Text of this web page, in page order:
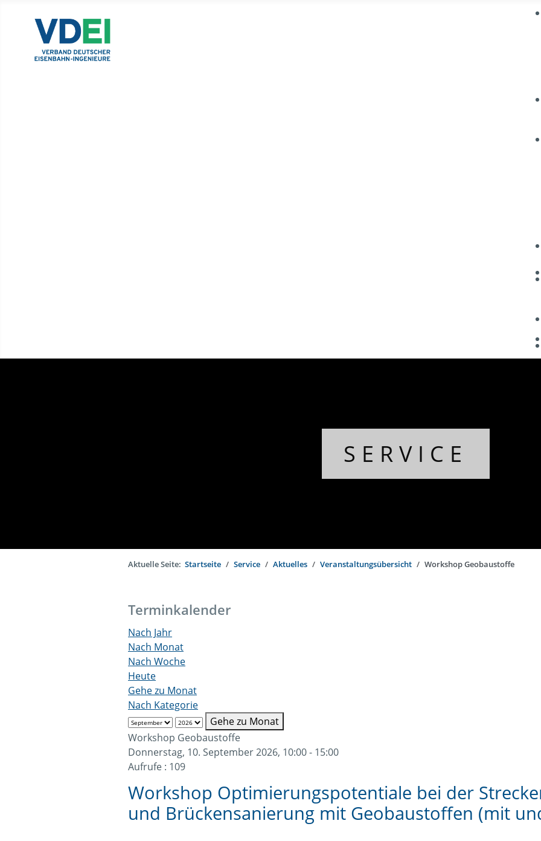
SERVICE
Aktuelle Seite: Startseite Service Aktuelles Veranstaltungsübersicht Workshop Geobaustoffe
Terminkalender
Nach Jahr
Nach Monat
Nach Woche
Heute
Gehe zu Monat
Nach Kategorie
Gehe zu Monat
Workshop Geobaustoffe
Donnerstag, 10. September 2026, 10:00 - 15:00
Aufrufe : 109
Workshop Optimierungspotentiale bei der
und Brückensanierung mit Geobaustoffen (mit